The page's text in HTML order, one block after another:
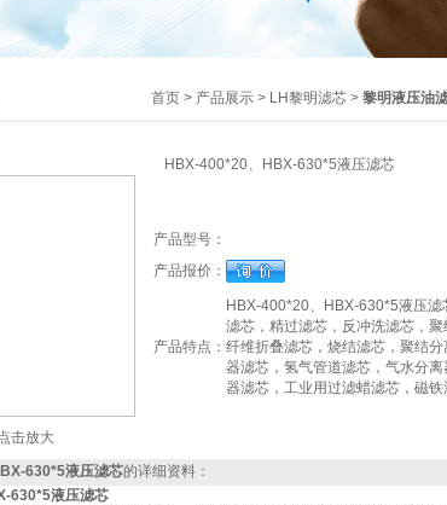
首页 > 产品展示 > LH黎明滤芯 > 黎明液压油
HBX-400*20、HBX-630*5液压滤芯
击放大
产品型号：
产品报价：
产品特点：
HBX-400*20、HBX-630*5液压
滤芯，精过滤芯，反冲洗滤芯，
纤维折叠滤芯，烧结滤芯，聚结
器滤芯，氢气管道滤芯，气水分
器滤芯，工业用过滤蜡滤芯，磁
630*5液压滤芯的详细资料：
630*5液压滤芯